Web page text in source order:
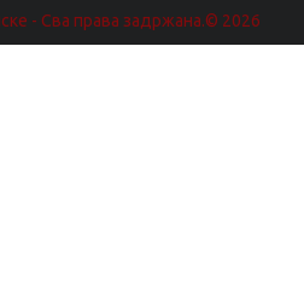
- Сва права задржана.© 2026